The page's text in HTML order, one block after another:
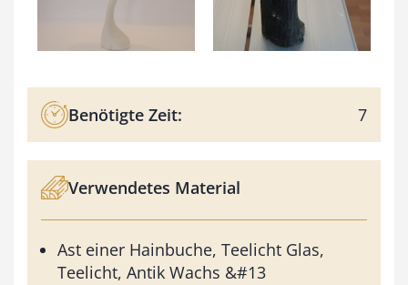
Benötigte Zeit: 7
Verwendetes Material
Ast einer Hainbuche, Teelicht Glas,
Teelicht, Antik Wachs &#13